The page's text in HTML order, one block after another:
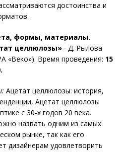
достоинства и
формы, материалы.
целлюлозы» - Д. Рылова
«Веко»). Время проведения: 15
Ацетат целлюлозы: история,
Ацетат целлюлозы
с 30-х годов 20 века.
назвать одним из самых
рынке, так как его
дизайнерам удовлетворить